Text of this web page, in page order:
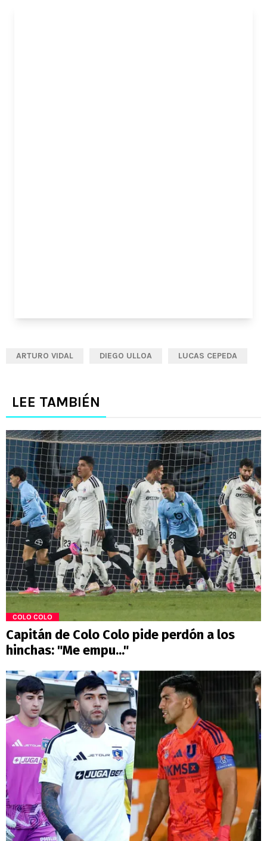
ARTURO VIDAL DIEGO ULLOA LUCAS CEPEDA
LEE TAMBIÉN
COLO COLO
Capitán de Colo Colo pide perdón a los
hinchas: "Me empu..."